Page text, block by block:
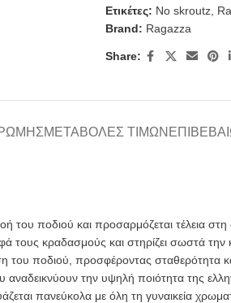
Ετικέτες: No skroutz,
Brand: Ragazza
Share:
ΜΕΤΑΒΟΛΈΣ ΤΙΜΏΝ
του ποδιού και προσαρμόζεται τέλεια
τους κραδασμούς και στηρίζει σωστά
του ποδιού, προσφέροντας σταθερότητα
την υψηλή ποιότητα της
πανεύκολα με όλη τη γυναικεία